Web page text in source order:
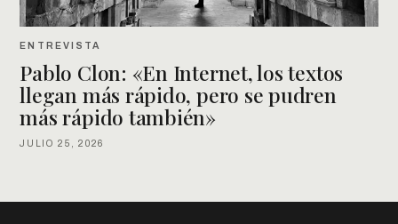
ENTREVISTA
Pablo Clon: «En Internet, los textos
llegan más rápido, pero se pudren
más rápido también»
JULIO 25, 2026